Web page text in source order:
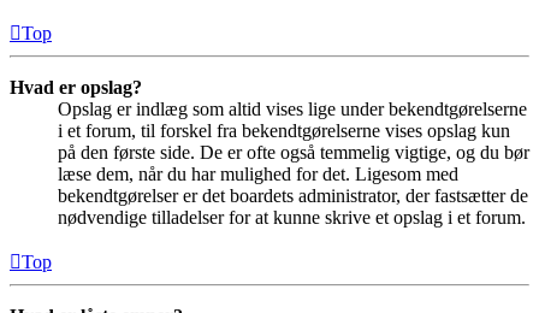
Top
Hvad er opslag?
Opslag er indlæg som altid vises lige under bekendtgørelserne
i et forum, til forskel fra bekendtgørelserne vises opslag kun
på den første side. De er ofte også temmelig vigtige, og du bør
læse dem, når du har mulighed for det. Ligesom med
bekendtgørelser er det boardets administrator, der fastsætter de
nødvendige tilladelser for at kunne skrive et opslag i et forum.
Top